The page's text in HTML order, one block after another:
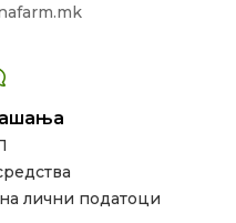
лични податоци